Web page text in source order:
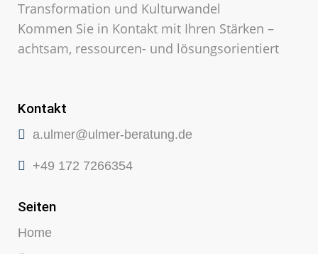
Transformation und Kulturwandel
Kommen Sie in Kontakt mit Ihren Stärken –
achtsam, ressourcen- und lösungsorientiert
Kontakt
a.ulmer@ulmer-beratung.de
+49 172 7266354
Seiten
Home